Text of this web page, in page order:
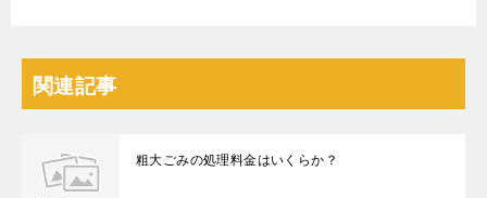
関連記事
粗大ごみの処理料金はいくらか？